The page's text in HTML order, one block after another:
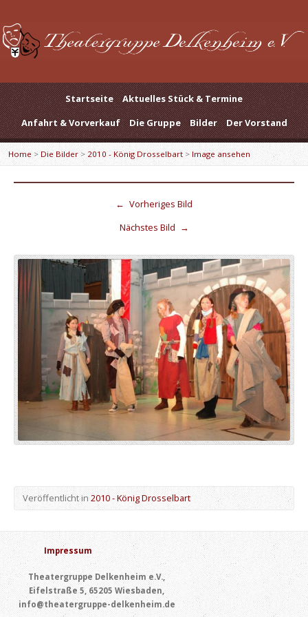
Startseite
Aktuelles Stück & Termine
Anfahrt & Vorverkauf
Die Gruppe Bilder Der Vorstand
Home > Die Bilder> 2010 - König Drosselbart >Image ansehen
← Vorheriges Bild
Nächstes Bild →
Veröffentlicht in2010 - König Drosselbart
Impressum
Theatergruppe Delkenheim e.V.,
Eifelstraße 5, 65205 Wiesbaden,
info@theatergruppe-delkenheim.de